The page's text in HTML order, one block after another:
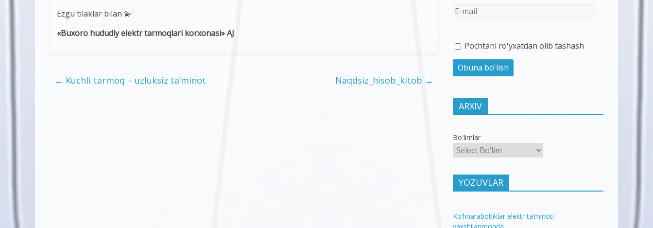
Ezgu tilaklar bilan 💫
«Buxoro hududiy elektr tarmoqlari korxonasi» AJ
← Kuchli tarmoq – uzluksiz ta’minot Naqdsiz_hisob_kitob →
Pochtani ro'yxatdan olib tashash
ARXIV
Bo'limlar
YOZUVLAR
Ko’hnarabotliklar elektr ta’minoti